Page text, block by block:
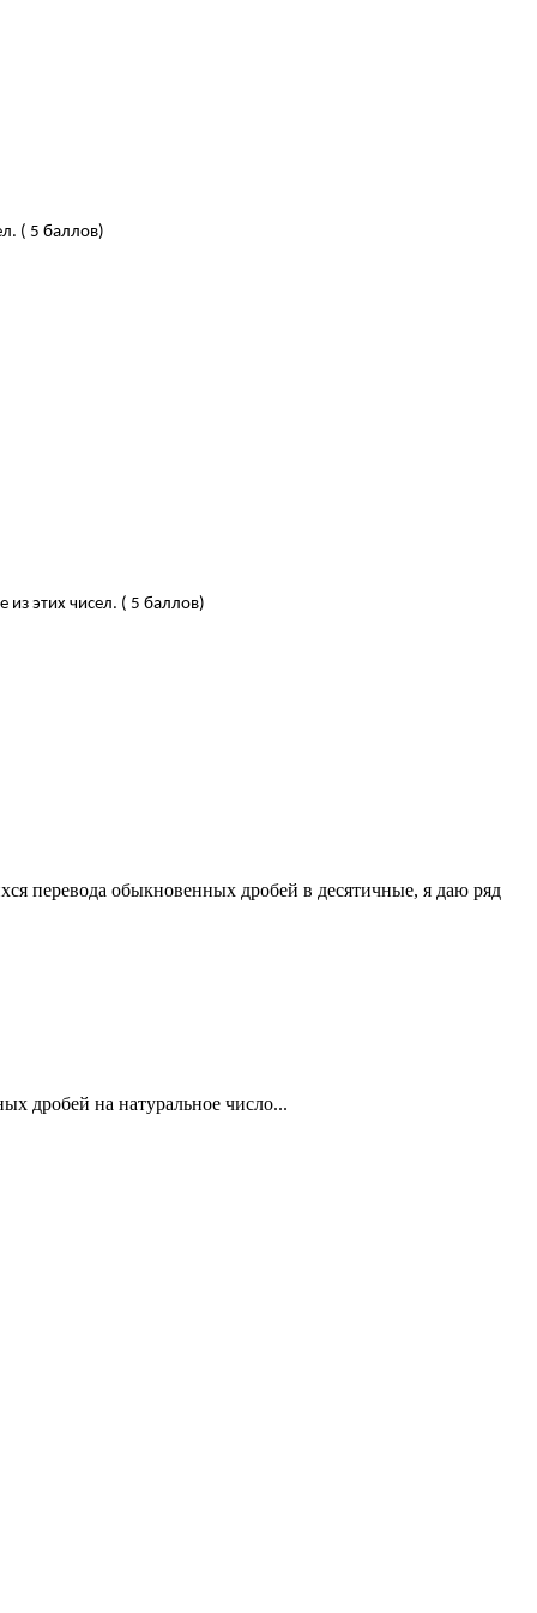
( 5 баллов)
из этих чисел. ( 5 баллов)
перевода обыкновенных дробей в десятичные, я даю ряд
дробей на натуральное число...